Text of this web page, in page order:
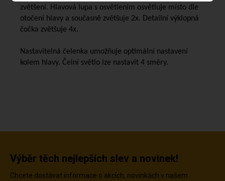
zvětšení. Hlavová lupa s osvětlením osvětluje místo dle
otočení hlavy a současně zvětšuje 2x. Detailní výklopná
čočka zvětšuje 4x.
Nastavitelná čelenka umožňuje optimální nastavení
kolem hlavy. Čelní světlo lze nastavit 4 směry.
Výběr těch nejlepších slev a novinek!
Chcete dostávat informace o akcích, novinkách v našem